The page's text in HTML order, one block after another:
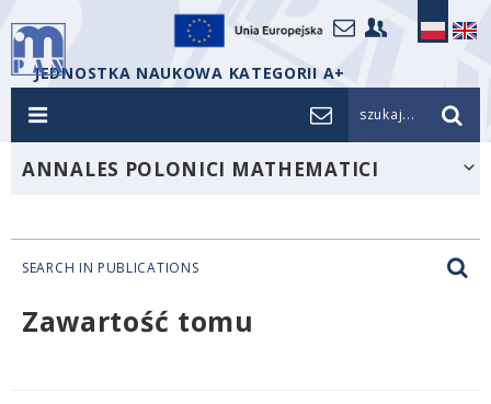
JEDNOSTKA NAUKOWA KATEGORII A+
szukaj...
ANNALES POLONICI MATHEMATICI
SEARCH IN PUBLICATIONS
Zawartość tomu